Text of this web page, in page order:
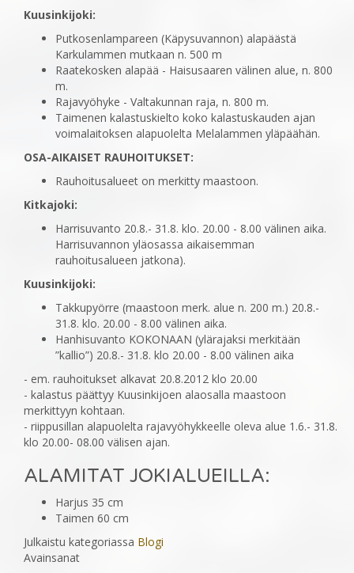
Kuusinkijoki:
Putkosenlampareen (Käpysuvannon) alapäästä
Karkulammen mutkaan n. 500 m
Raatekosken alapää - Haisusaaren välinen alue, n. 800
m.
Rajavyöhyke - Valtakunnan raja, n. 800 m.
Taimenen kalastuskielto koko kalastuskauden ajan
voimalaitoksen alapuolelta Melalammen yläpäähän.
OSA-AIKAISET RAUHOITUKSET:
Rauhoitusalueet on merkitty maastoon.
Kitkajoki:
Harrisuvanto 20.8.- 31.8. klo. 20.00 - 8.00 välinen aika.
Harrisuvannon yläosassa aikaisemman
rauhoitusalueen jatkona).
Kuusinkijoki:
Takkupyörre (maastoon merk. alue n. 200 m.) 20.8.-
31.8. klo. 20.00 - 8.00 välinen aika.
Hanhisuvanto KOKONAAN (ylärajaksi merkitään
”kallio”) 20.8.- 31.8. klo 20.00 - 8.00 välinen aika
- em. rauhoitukset alkavat 20.8.2012 klo 20.00
- kalastus päättyy Kuusinkijoen alaosalla maastoon
merkittyyn kohtaan.
- riippusillan alapuolelta rajavyöhykkeelle oleva alue 1.6.- 31.8.
klo 20.00- 08.00 välisen ajan.
ALAMITAT JOKIALUEILLA:
Harjus 35 cm
Taimen 60 cm
Julkaistu kategoriassa Blogi
Avainsanat